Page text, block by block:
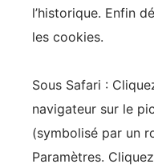
l’historique. Enfin
les cookies.
Sous Safari :
navigateur sur le
(symbolisé par un
Paramètres.